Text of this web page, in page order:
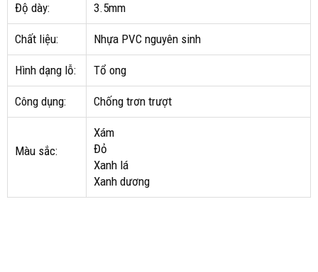
Độ dày: 3.5mm
Chất liệu: Nhựa PVC nguyên sinh
Hình dạng lỗ: Tổ ong
Công dụng: Chống trơn trượt
Màu sắc:
Xám
Đỏ
Xanh lá
Xanh dương